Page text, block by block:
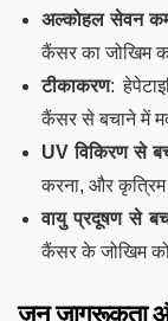
अल्कोहल सेवन
कैंसर का जोखिम
टीकाकरण:
कैंसर से बचाने में
UV विकिरण से
करना, और कृत्रिम
वायु प्रदूषण से
कैंसर के जोखिम
जन जागरूकता